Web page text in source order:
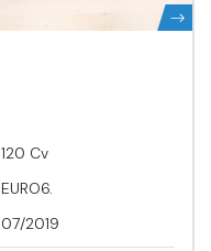
120 Cv
EURO6.
07/2019